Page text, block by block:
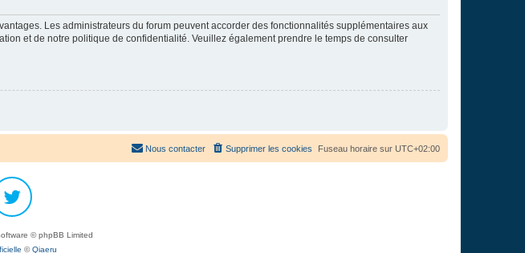
Les administrateurs du forum peuvent accorder des fonctionnalités supplémentaires aux
et de notre politique de confidentialité. Veuillez également prendre le temps de consulter
Fuseau horaire sur UTC+02:00
Supprimer les cookies
Nous contacter
© phpBB Limited
©Qiaeru